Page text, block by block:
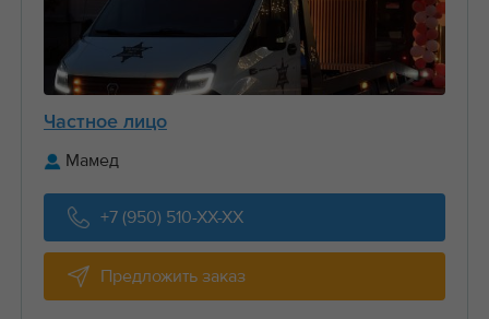
Частное лицо
Мамед
+7 (950) 510-XX-XX
Предложить заказ